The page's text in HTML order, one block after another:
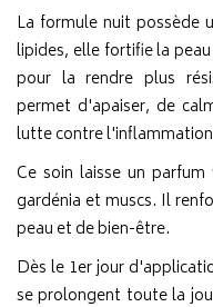
La formule nuit possède
lipides, elle fortifie la
pour la rendre plus
permet d'apaiser, de
lutte contre
Ce soin laisse un
gardénia et muscs. Il
peau et de bien-être.
Dès le 1er jour
se prolongent toute la